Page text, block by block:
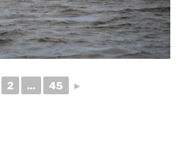
2 ... 45 ►